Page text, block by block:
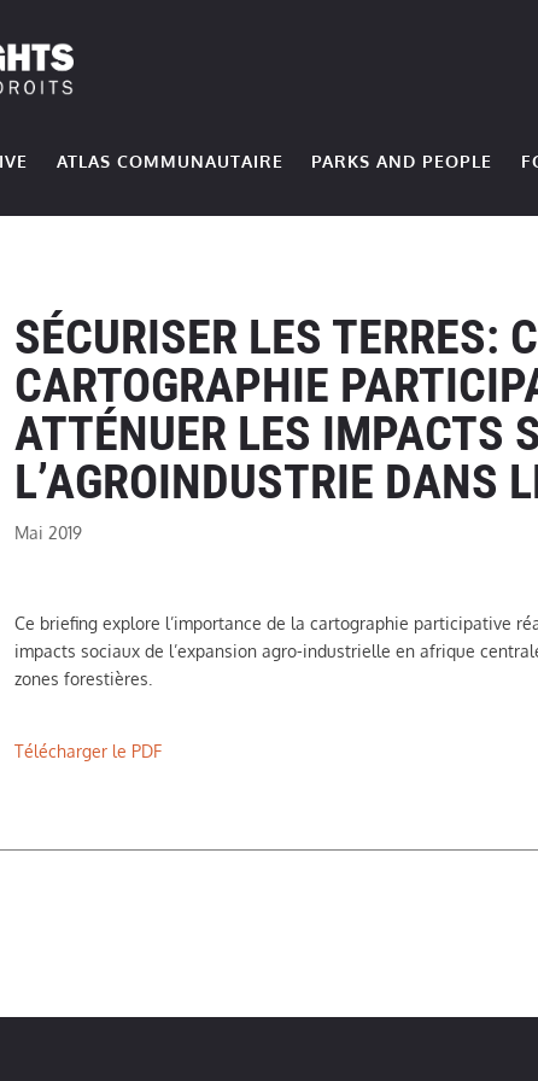
ATLAS COMMUNAUTAIRE PARKS AND PEOPLE
SÉCURISER LES TERRES:
CARTOGRAPHIE
ATTÉNUER LES IMPACTS
L’AGROINDUSTRIE DANS
Mai 2019
Ce briefing explore l’importance de la cartographie participative
impacts sociaux de l’expansion agro-industrielle en afrique
zones forestières.
Télécharger le PDF